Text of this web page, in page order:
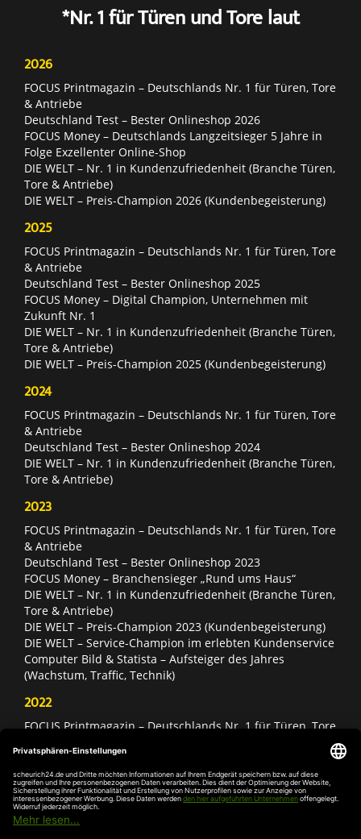
*Nr. 1 für Türen und Tore laut
2026
FOCUS Printmagazin – Deutschlands Nr. 1 für Türen, Tore
& Antriebe
Deutschland Test – Bester Onlineshop 2026
FOCUS Money – Deutschlands Langzeitsieger 5 Jahre in
Folge Exzellenter Online-Shop
DIE WELT – Nr. 1 in Kundenzufriedenheit (Branche Türen,
Tore & Antriebe)
DIE WELT – Preis-Champion 2026 (Kundenbegeisterung)
2025
FOCUS Printmagazin – Deutschlands Nr. 1 für Türen, Tore
& Antriebe
Deutschland Test – Bester Onlineshop 2025
FOCUS Money – Digital Champion, Unternehmen mit
Zukunft Nr. 1
DIE WELT – Nr. 1 in Kundenzufriedenheit (Branche Türen,
Tore & Antriebe)
DIE WELT – Preis-Champion 2025 (Kundenbegeisterung)
2024
FOCUS Printmagazin – Deutschlands Nr. 1 für Türen, Tore
& Antriebe
Deutschland Test – Bester Onlineshop 2024
DIE WELT – Nr. 1 in Kundenzufriedenheit (Branche Türen,
Tore & Antriebe)
2023
FOCUS Printmagazin – Deutschlands Nr. 1 für Türen, Tore
& Antriebe
Deutschland Test – Bester Onlineshop 2023
FOCUS Money – Branchensieger „Rund ums Haus“
DIE WELT – Nr. 1 in Kundenzufriedenheit (Branche Türen,
Tore & Antriebe)
DIE WELT – Preis-Champion 2023 (Kundenbegeisterung)
DIE WELT – Service-Champion im erlebten Kundenservice
Computer Bild & Statista – Aufsteiger des Jahres
(Wachstum, Traffic, Technik)
2022
FOCUS Printmagazin – Deutschlands Nr. 1 für Türen, Tore
Deutschland Test – Bester Onlineshop 2022
FOCUS Money – Branchensieger „Rund ums Haus“
DIE WELT – Service-Champion im erlebten Kundenservice
DIE WELT – Branchengewinner Gold-Rang (Türen, Tore &
Antriebe)